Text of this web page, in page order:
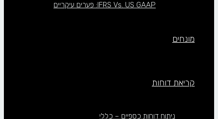
IFRS Vs. US GAAP: פערים עיקריים
מונחים
קריאת דוחות
ניתוח דוחות כספיים – כללי